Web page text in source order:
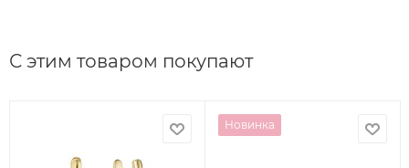
С этим товаром покупают
Новинка